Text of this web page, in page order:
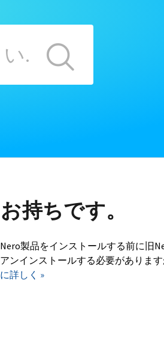
持ちです。
製品をインストールする前に旧
ンインストールする必要があります
詳しく »